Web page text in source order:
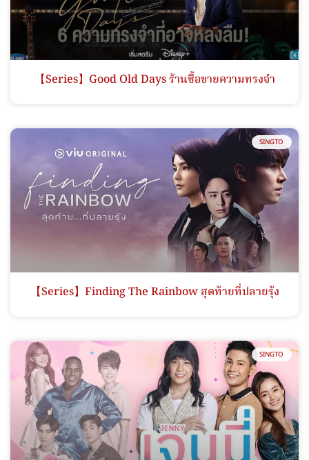
【Series】Good Old Days ร้านซื้อขายความทรงจำ
SINGTO
【Series】Finding The Rainbow สุดท้ายที่ปลายรุ้ง
SINGTO